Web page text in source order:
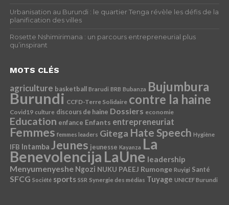
Urbanisation au Burundi : le quartier Tenga révèle les défis de la
planification des villes
Rosette Nshimirimana : un parcours entrepreneurial plus
qu’inspirant
MOTS CLÉS
agriculture basketball Brarudi BRB Bubanza Bujumbura
Burundi CCFD-Terre Solidaire contre la haine
Covid19 culture discours de haine Dossiers economie
Education enfance Enfants entrepreneuriat
Femmes femmes leaders Gitega Hate Speech Hygiène
IFB Intamba Jeunes jeunesse Kayanza La
Benevolencija LaUne leadership
Menyumenyeshe Ngozi NUKU PAEEJ Rumonge Ruyigi Santé
SFCG Société sports SSR Synergie des médias Tuyage UNICEF Burundi